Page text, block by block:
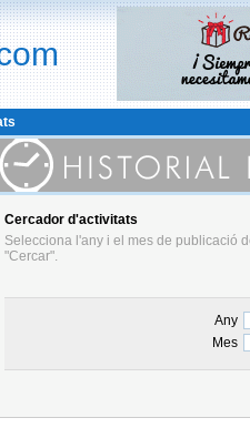
Cercador d'activitats
Selecciona l'any i el mes de publicació
"Cercar".
Any
Mes